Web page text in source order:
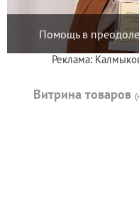
Помощь в
Реклама:
Витрина товаров